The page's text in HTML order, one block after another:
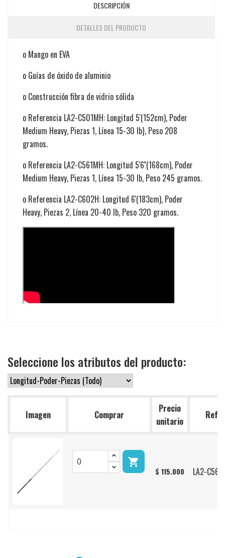
DESCRIPCIÓN
DETALLES DEL PRODUCTO
o Mango en EVA
o Guías de óxido de aluminio
o Construcción fibra de vidrio sólida
o Referencia LA2-C501MH: Longitud 5'(152cm), Poder
Medium Heavy, Piezas 1, Línea 15-30 lb}, Peso 208
gramos.
o Referencia LA2-C561MH: Longitud 5'6''(168cm), Poder
Medium Heavy, Piezas 1, Línea 15-30 lb, Peso 245 gramos.
o Referencia LA2-C602H: Longitud 6'(183cm), Poder
Heavy, Piezas 2, Línea 20-40 lb, Peso 320 gramos.
Seleccione los atributos del producto:
Imagen Comprar
Precio
unitario
Ref.

$ 115.000 LA2-